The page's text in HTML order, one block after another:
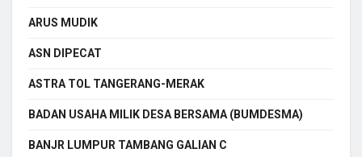
ARUS MUDIK
ASN DIPECAT
ASTRA TOL TANGERANG-MERAK
BADAN USAHA MILIK DESA BERSAMA (BUMDESMA)
BANJR LUMPUR TAMBANG GALIAN C